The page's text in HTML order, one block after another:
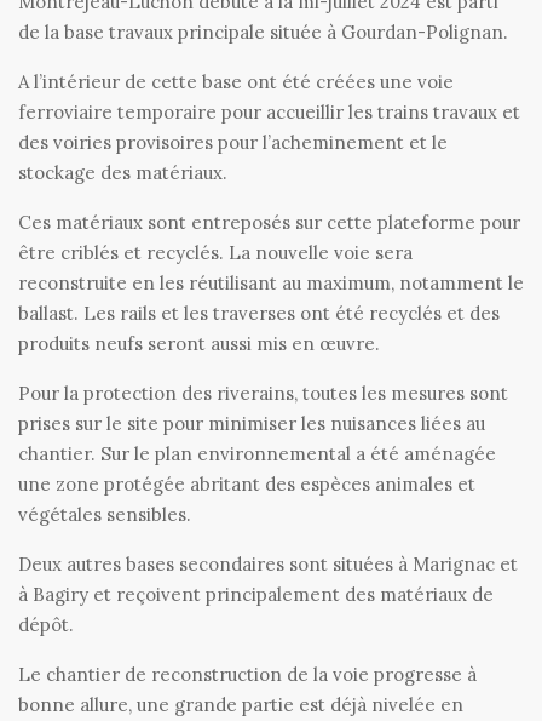
de la base travaux principale située à Gourdan-Polignan.
A l’intérieur de cette base ont été créées une voie
ferroviaire temporaire pour accueillir les trains travaux et
des voiries provisoires pour l’acheminement et le
stockage des matériaux.
Ces matériaux sont entreposés sur cette plateforme pour
être criblés et recyclés. La nouvelle voie sera
reconstruite en les réutilisant au maximum, notamment le
ballast. Les rails et les traverses ont été recyclés et des
produits neufs seront aussi mis en œuvre.
Pour la protection des riverains, toutes les mesures sont
prises sur le site pour minimiser les nuisances liées au
chantier. Sur le plan environnemental a été aménagée
une zone protégée abritant des espèces animales et
végétales sensibles.
Deux autres bases secondaires sont situées à Marignac et
à Bagiry et reçoivent principalement des matériaux de
dépôt.
Le chantier de reconstruction de la voie progresse à
bonne allure, une grande partie est déjà nivelée en